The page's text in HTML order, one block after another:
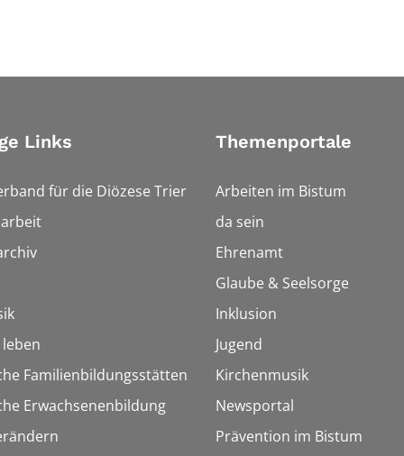
Links
für die Diözese Trier
Familienbildungsstätten
Erwachsenenbildung
Themenportale
Arbeiten im Bistum
da sein
Ehrenamt
Glaube & Seelsorge
Inklusion
Jugend
Kirchenmusik
Newsportal
Prävention im Bistum